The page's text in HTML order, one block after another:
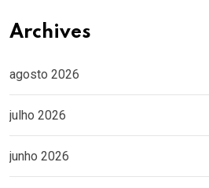
Archives
agosto 2026
julho 2026
junho 2026